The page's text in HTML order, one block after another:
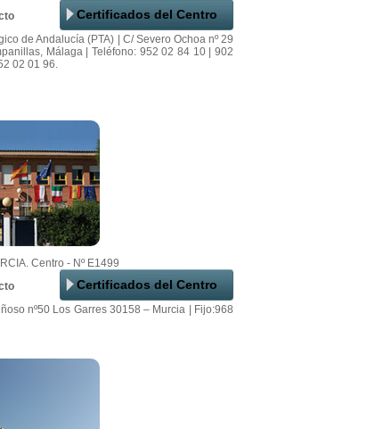
Certificados del Centro
de Andalucía (PTA) | C/ Severo Ochoa nº 29
Málaga | Teléfono: 952 02 84 10 | 902
02 01 96.
Centro - Nº E1499
Certificados del Centro
nº50 Los Garres 30158 – Murcia | Fijo:968